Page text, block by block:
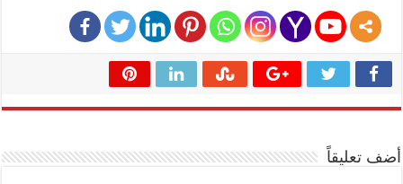
أضف تعليقاً